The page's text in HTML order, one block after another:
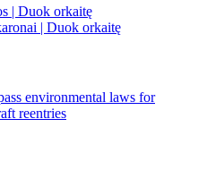
| Duok orkaitę
| Duok orkaitę
environmental laws for
reentries